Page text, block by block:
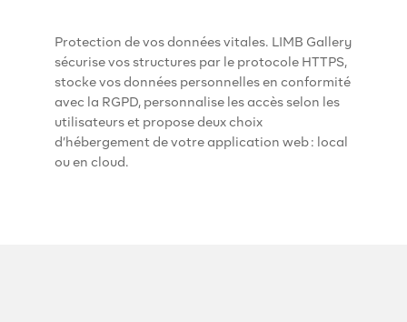
Protection de vos données vitales. LIMB Gallery
sécurise vos structures par le protocole HTTPS,
stocke vos données personnelles en conformité
avec la RGPD, personnalise les accès selon les
utilisateurs et propose deux choix
d’hébergement de votre application web : local
ou en cloud.